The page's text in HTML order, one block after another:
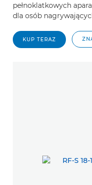
pełnoklatkowych
dla osób
KUP TERAZ